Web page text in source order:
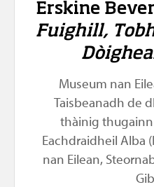
Erskine
Fuighill,
Museum nan
Taisbeanadh de
thàinig
Eachdraidheil Alba
nan Eilean,